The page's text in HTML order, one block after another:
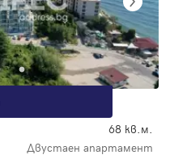
68 кв.м.
Двустаен апартамент